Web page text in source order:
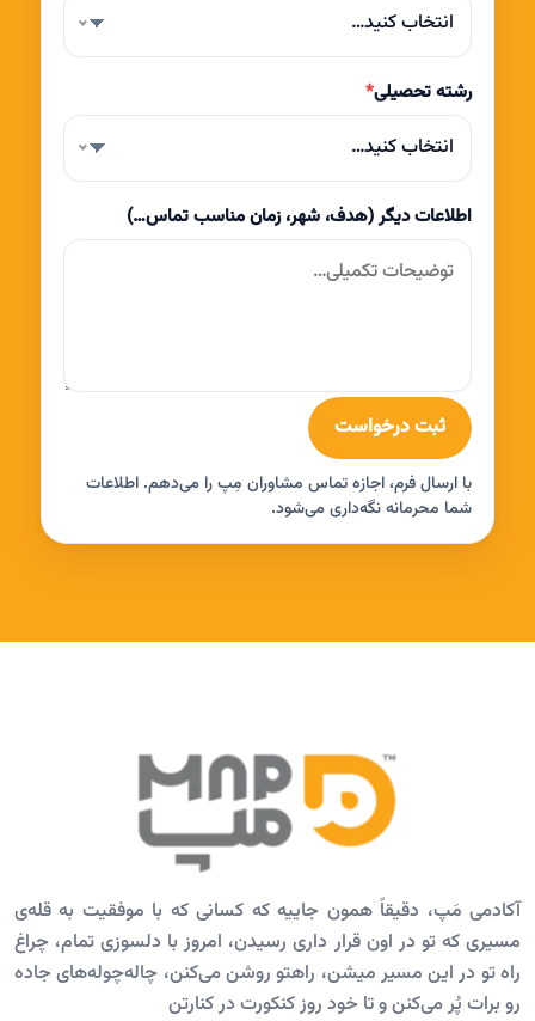
انتخاب کنید…
رشته تحصیلی*
انتخاب کنید…
اطلاعات دیگر (هدف، شهر، زمان مناسب تماس…)
ثبت درخواست
با ارسال فرم، اجازه تماس مشاوران مِپ را می‌دهم. اطلاعات
شما محرمانه نگه‌داری می‌شود.
آکادمی مَپ، دقیقاً همون جاییه که کسانی که با موفقیت به قله‌ی
مسیری که تو در اون قرار داری رسیدن، امروز با دلسوزی تمام، چراغ
راه تو در این مسیر میشن، راهتو روشن می‌کنن، چاله‌چوله‌های جاده
رو برات پُر می‌کنن و تا خود روز کنکورت در کنارتن